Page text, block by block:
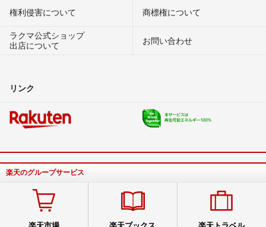
権利侵害について
商標権について
ラクマ公式ショップ
出店について
お問い合わせ
リンク
楽天のグループサービス